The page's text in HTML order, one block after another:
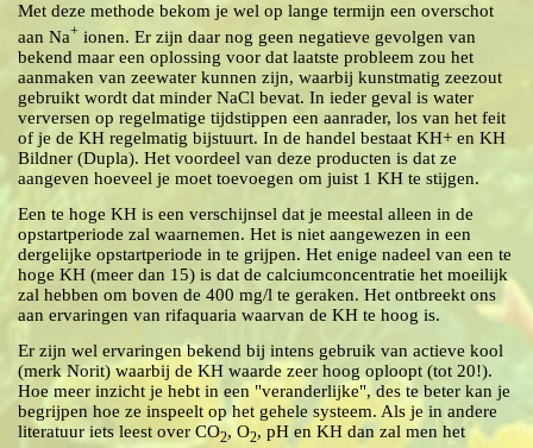
Met deze methode bekom je wel op lange termijn een overschot
aan Na+ ionen. Er zijn daar nog geen negatieve gevolgen van
bekend maar een oplossing voor dat laatste probleem zou het
aanmaken van zeewater kunnen zijn, waarbij kunstmatig zeezout
gebruikt wordt dat minder NaCl bevat. In ieder geval is water
verversen op regelmatige tijdstippen een aanrader, los van het feit
of je de KH regelmatig bijstuurt.In de handel bestaat KH+ en KH
Bildner (Dupla). Het voordeel van deze producten is dat ze
aangeven hoeveel je moet toevoegen om juist 1 KH te stijgen.
Een te hoge KH is een verschijnsel dat je meestal alleen in de
opstartperiode zal waarne­men. Het is niet aangewezen in een
dergelijke opstartperiode in te grijpen. Het enige nadeel van een te
hoge KH (meer dan 15) is dat de calciumconcentratie het moeilijk
zal hebben om boven de 400 mg/l te geraken.Het ontbreekt ons
aan ervaringen van rifaquaria waarvan de KH te hoog is.
Er zijn wel ervaringen bekend bij intens gebruik van actieve kool
(merk Norit) waarbij de KH waarde zeer hoog oploopt (tot 20!).
Hoe meer inzicht je hebt in een "veranderlijke", des te beter kan je
begrijpen hoe ze inspeelt op het gehele systeem.Als je in andere
literatuur iets leest over CO2, O2, pH en KH dan zal men het